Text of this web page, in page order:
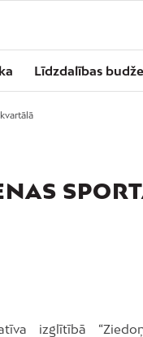
Līdzdalības
izglītībā